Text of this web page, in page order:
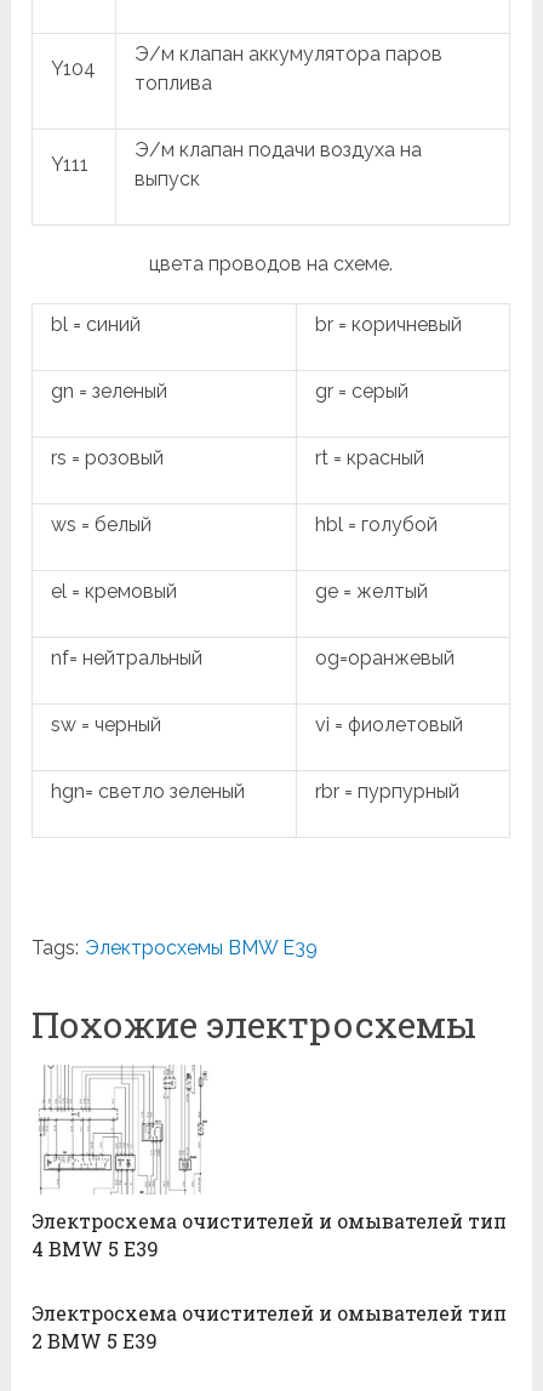
Y104
Э/м клапан аккумулятора паров
топлива
Y111
Э/м клапан подачи воздуха на
выпуск
цвета проводов на схеме.
bl = синий br = коричневый
gn = зеленый gr = серый
rs = розовый rt = красный
ws = белый hbl = голубой
el = кремовый ge = желтый
nf= нейтральный og=оранжевый
sw = черный vi = фиолетовый
hgn= светло зеленый rbr = пурпурный
Tags: Электросхемы BMW E39
Похожие электросхемы
Электросхема очистителей и омывателей тип
4 BMW 5 E39
Электросхема очистителей и омывателей тип
2 BMW 5 E39